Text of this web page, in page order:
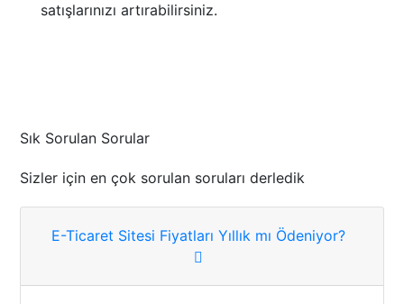
satışlarınızı artırabilirsiniz.
Sık Sorulan Sorular
Sizler için en çok sorulan soruları derledik
E-Ticaret Sitesi Fiyatları Yıllık mı Ödeniyor?